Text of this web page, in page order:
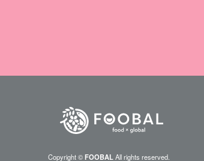
Copyright ©FOOBALAll rights reserved.